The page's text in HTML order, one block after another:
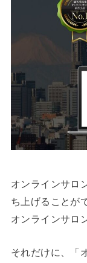
オンラインサロ
ち上げることが
オンラインサロ
それだけに、「